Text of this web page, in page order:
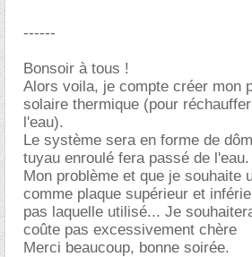
------
Bonsoir à tous !
Alors voila, je compte créer mon
solaire thermique (pour
l'eau).
Le système sera en forme de
tuyau enroulé fera passé de l'eau.
Mon problème et que je souhaite
comme plaque supérieur et
pas laquelle utilisé... Je
coûte pas excessivement chère
Merci beaucoup, bonne soirée.